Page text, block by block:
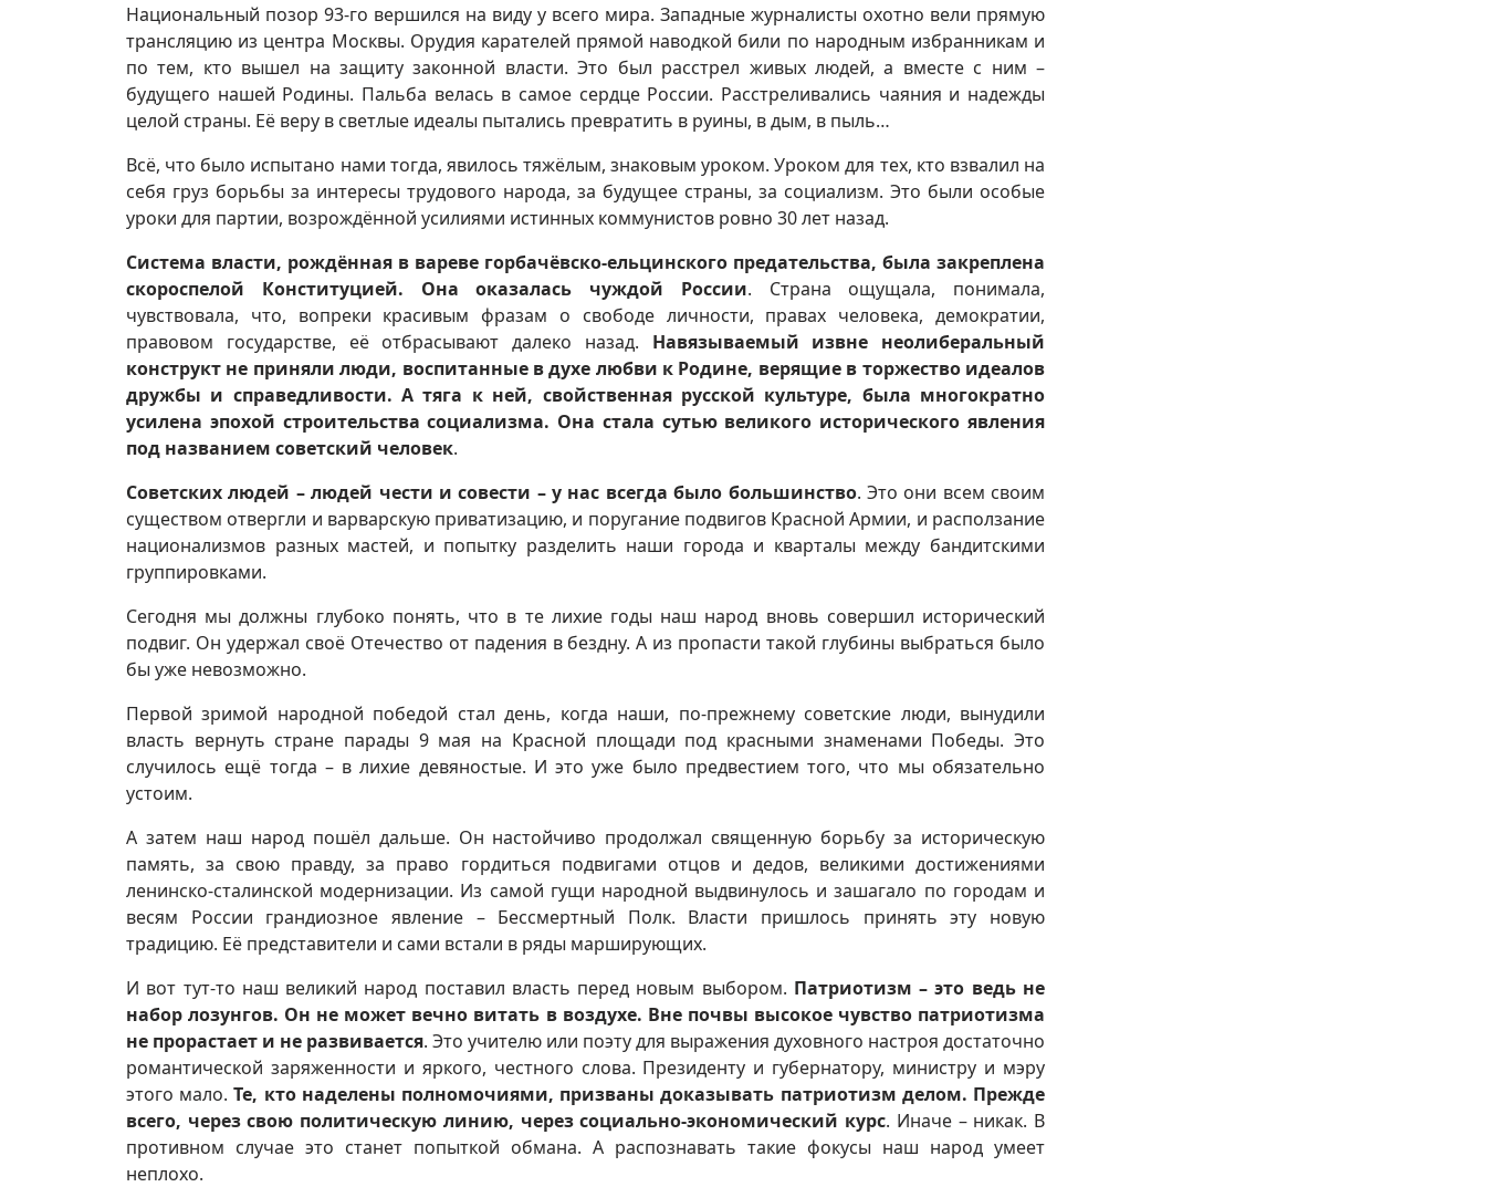
Национальный позор 93-го вершился на виду у всего мира. Западные журналисты охотно вели прямую
трансляцию из центра Москвы. Орудия карателей прямой наводкой били по народным избранникам и
по тем, кто вышел на защиту законной власти. Это был расстрел живых людей, а вместе с ним –
будущего нашей Родины. Пальба велась в самое сердце России. Расстреливались чаяния и надежды
целой страны. Её веру в светлые идеалы пытались превратить в руины, в дым, в пыль…
Всё, что было испытано нами тогда, явилось тяжёлым, знаковым уроком. Уроком для тех, кто взвалил на
себя груз борьбы за интересы трудового народа, за будущее страны, за социализм. Это были особые
уроки для партии, возрождённой усилиями истинных коммунистов ровно 30 лет назад.
Система власти, рождённая в вареве горбачёвско-ельцинского предательства, была закреплена
скороспелой Конституцией. Она оказалась чуждой России. Страна ощущала, понимала,
чувствовала, что, вопреки красивым фразам о свободе личности, правах человека, демократии,
правовом государстве, её отбрасывают далеко назад. Навязываемый извне неолиберальный
конструкт не приняли люди, воспитанные в духе любви к Родине, верящие в торжество идеалов
дружбы и справедливости. А тяга к ней, свойственная русской культуре, была многократно
усилена эпохой строительства социализма. Она стала сутью великого исторического явления
под названием советский человек.
Советских людей – людей чести и совести – у нас всегда было большинство. Это они всем своим
существом отвергли и варварскую приватизацию, и поругание подвигов Красной Армии, и расползание
национализмов разных мастей, и попытку разделить наши города и кварталы между бандитскими
группировками.
Сегодня мы должны глубоко понять, что в те лихие годы наш народ вновь совершил исторический
подвиг. Он удержал своё Отечество от падения в бездну. А из пропасти такой глубины выбраться было
бы уже невозможно.
Первой зримой народной победой стал день, когда наши, по-прежнему советские люди, вынудили
власть вернуть стране парады 9 мая на Красной площади под красными знаменами Победы. Это
случилось ещё тогда – в лихие девяностые. И это уже было предвестием того, что мы обязательно
устоим.
А затем наш народ пошёл дальше. Он настойчиво продолжал священную борьбу за историческую
память, за свою правду, за право гордиться подвигами отцов и дедов, великими достижениями
ленинско-сталинской модернизации. Из самой гущи народной выдвинулось и зашагало по городам и
весям России грандиозное явление – Бессмертный Полк. Власти пришлось принять эту новую
традицию. Её представители и сами встали в ряды марширующих.
И вот тут-то наш великий народ поставил власть перед новым выбором. Патриотизм – это ведь не
набор лозунгов. Он не может вечно витать в воздухе. Вне почвы высокое чувство патриотизма
не прорастает и не развивается. Это учителю или поэту для выражения духовного настроя достаточно
романтической заряженности и яркого, честного слова. Президенту и губернатору, министру и мэру
этого мало.Те, кто наделены полномочиями, призваны доказывать патриотизм делом. Прежде
всего, через свою политическую линию, через социально-экономический курс. Иначе – никак. В
противном случае это станет попыткой обмана. А распознавать такие фокусы наш народ умеет
неплохо.